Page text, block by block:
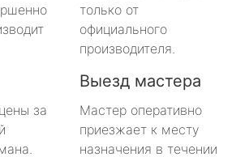
только от
официального
производителя.
за
Выезд мастера
Мастер оперативно
приезжает к месту
назначения в течении